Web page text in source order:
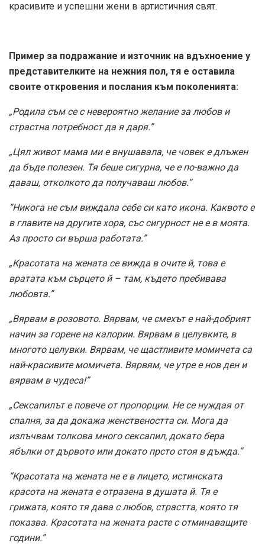
красивите и успешни жени в артистичния свят.
Пример за подражание и източник на вдъхноение у
представителките на нежния пол, тя е оставила
своите откровения и послания към поколенията:
„Родила съм се с невероятно желание за любов и
страстна потребност да я даря.”
„Цял живот мама ми е внушавала, че човек е длъжен
да бъде полезен. Тя беше сигурна, че е по-важно да
даваш, отколкото да получаваш любов.”
“Никога не съм виждала себе си като икона. Каквото е
в главите на другите хора, със сигурност не е в моята.
Аз просто си върша работата.”
„Красотата на жената се вижда в очите й, това е
вратата към сърцето й – там, където пребивава
любовта.”
„Вярвам в розовото. Вярвам, че смехът е най-добрият
начин за горене на калории. Вярвам в целувките, в
многото целувки. Вярвам, че щастливите момичета са
най-красивите момичета. Вярвям, че утре е нов ден и
вярвам в чудеса!”
„Сексапилът е повече от пропорции. Не се нуждая от
спалня, за да докажа женствеността си. Мога да
излъчвам толкова много сексапил, докато бера
ябълки от дървото или докато прсто стоя в дъжда.”
“Красотата на жената не е в лицето, истинската
красота на жената е отразена в душата й. Тя е
грижата, която тя дава с любов, страстта, която тя
показва. Красотата на жената расте с отминаващите
години.”